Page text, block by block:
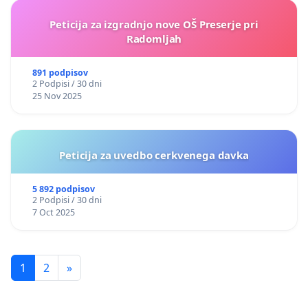
Peticija za izgradnjo nove OŠ Preserje pri
Radomljah
891 podpisov
2 Podpisi / 30 dni
25 Nov 2025
Peticija za uvedbo cerkvenega davka
5 892 podpisov
2 Podpisi / 30 dni
7 Oct 2025
1 2 »